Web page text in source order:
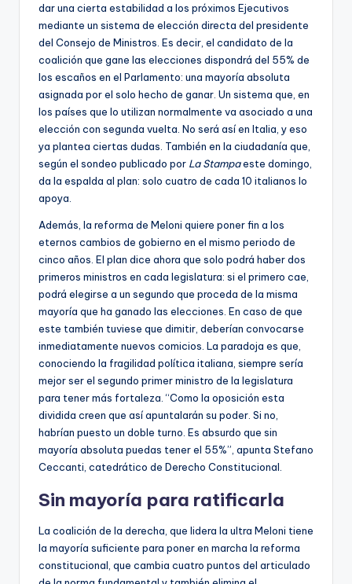
dar una cierta estabilidad a los próximos Ejecutivos
mediante un sistema de elección directa del presidente
del Consejo de Ministros. Es decir, el candidato de la
coalición que gane las elecciones dispondrá del 55% de
los escaños en el Parlamento: una mayoría absoluta
asignada por el solo hecho de ganar. Un sistema que, en
los países que lo utilizan normalmente va asociado a una
elección con segunda vuelta. No será así en Italia, y eso
ya plantea ciertas dudas. También en la ciudadanía que,
según el sondeo publicado por La Stampaeste domingo,
da la espalda al plan: solo cuatro de cada 10 italianos lo
apoya.
Además, la reforma de Meloni quiere poner fin a los
eternos cambios de gobierno en el mismo periodo de
cinco años. El plan dice ahora que solo podrá haber dos
primeros ministros en cada legislatura: si el primero cae,
podrá elegirse a un segundo que proceda de la misma
mayoría que ha ganado las elecciones. En caso de que
este también tuviese que dimitir, deberían convocarse
inmediatamente nuevos comicios. La paradoja es que,
conociendo la fragilidad política italiana, siempre sería
mejor ser el segundo primer ministro de la legislatura
para tener más fortaleza. “Como la oposición esta
dividida creen que así apuntalarán su poder. Si no,
habrían puesto un doble turno. Es absurdo que sin
mayoría absoluta puedas tener el 55%”, apunta Stefano
Ceccanti, catedrático de Derecho Constitucional.
Sin mayoría para ratificarla
La coalición de la derecha, que lidera la ultra Meloni tiene
la mayoría suficiente para poner en marcha la reforma
constitucional, que cambia cuatro puntos del articulado